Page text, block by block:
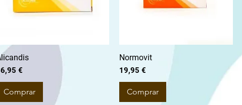
€
Comprar
Normovit
Preço
19,95 €
Comprar